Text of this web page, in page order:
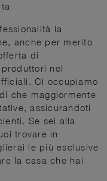
la
anche per merito
di
nel
Ci occupiamo
che maggiormente
assicurandoti
Se sei alla
trovare in
le più esclusive
la casa che hai